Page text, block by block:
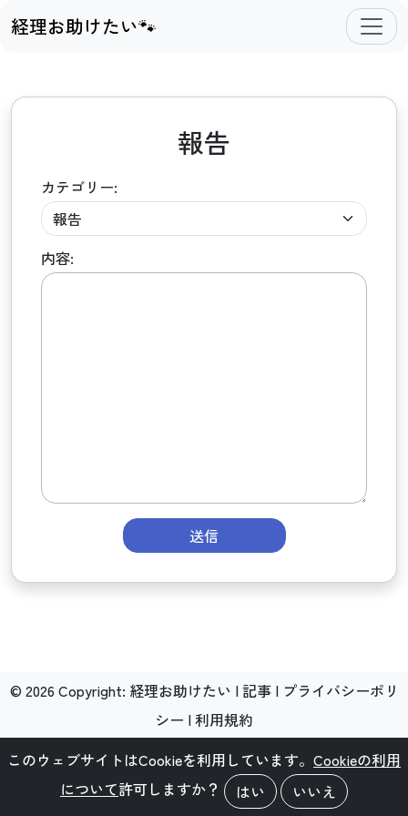
経理お助けたい🐾
報告
カテゴリー:
内容:
送信
© 2026 Copyright: 経理お助けたい |記事| プライバシーポリ
シー |利用規約
このウェブサイトはCookieを利用しています。 Cookieの利用
について許可しますか？ はい いいえ